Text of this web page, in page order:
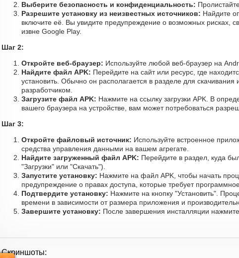
Выберите безопасность и конфиденциальность:
Разрешите установку из неизвестных источников: Найдите
включите её. Вы увидите предупреждение о возможных рисках,
извне Google Play.
Шаг 2:
Откройте веб-браузер: Используйте любой веб-браузер на
Найдите файл APK: Перейдите на сайт или ресурс, где
установить. Обычно он располагается в разделе для скачивания
разработчиком.
Загрузите файл APK: Нажмите на ссылку загрузки APK. В
вашего браузера на устройстве, вам может потребоваться
Шаг 3:
Откройте файловый источник: Используйте встроенное
средства управления данными на вашем агрегате.
Найдите загруженный файл APK: Перейдите в раздел, куда
"Загрузки" или "Скачать").
Запустите установку: Нажмите на файл APK, чтобы начать
предупреждение о правах доступа, которые требует
Подтвердите установку: Нажмите на кнопку "Установить".
времени в зависимости от размера приложения и
Завершите установку: После завершения инсталляции
Скриншоты: